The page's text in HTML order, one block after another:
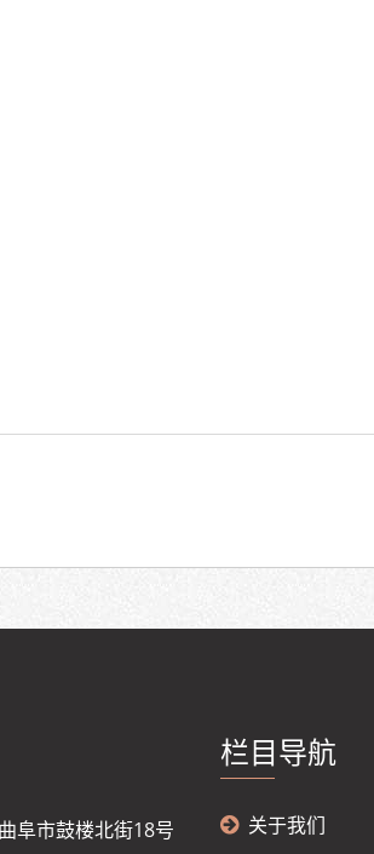
阜市鼓楼北街18号
栏目导航
关于我们